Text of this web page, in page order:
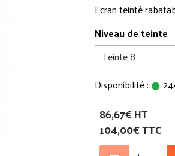
Ecran teinté
Niveau de teinte
Disponibilité :
86,67€ HT
104,00€ TTC